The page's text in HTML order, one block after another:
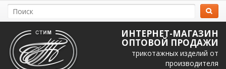
ИНТЕРНЕТ-МАГАЗИН
ОПТОВОЙ ПРОДАЖИ
трикотажных изделий от
производителя